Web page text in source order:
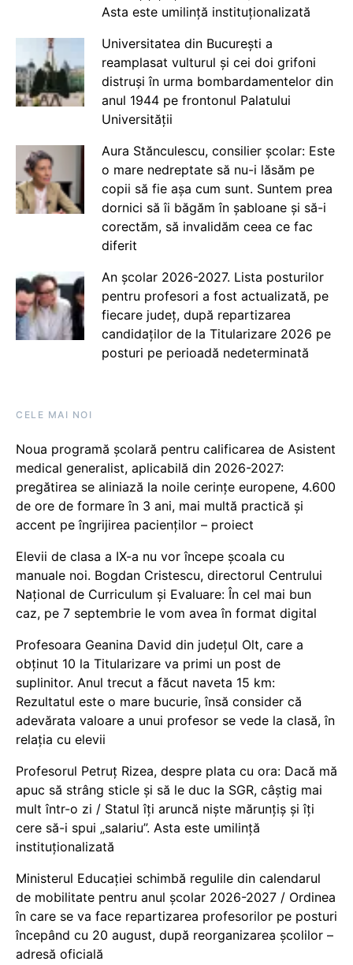
Asta este umilință instituționalizată
Universitatea din București a
reamplasat vulturul și cei doi grifoni
distruși în urma bombardamentelor din
anul 1944 pe frontonul Palatului
Universității
Aura Stănculescu, consilier școlar: Este
o mare nedreptate să nu-i lăsăm pe
copii să fie așa cum sunt. Suntem prea
dornici să îi băgăm în șabloane și să-i
corectăm, să invalidăm ceea ce fac
diferit
An școlar 2026-2027. Lista posturilor
pentru profesori a fost actualizată, pe
fiecare județ, după repartizarea
candidaților de la Titularizare 2026 pe
posturi pe perioadă nedeterminată
CELE MAI NOI
Noua programă școlară pentru calificarea de Asistent
medical generalist, aplicabilă din 2026-2027:
pregătirea se aliniază la noile cerințe europene, 4.600
de ore de formare în 3 ani, mai multă practică și
accent pe îngrijirea pacienților – proiect
Elevii de clasa a IX-a nu vor începe școala cu
manuale noi. Bogdan Cristescu, directorul Centrului
Național de Curriculum și Evaluare: În cel mai bun
caz, pe 7 septembrie le vom avea în format digital
Profesoara Geanina David din județul Olt, care a
obținut 10 la Titularizare va primi un post de
suplinitor. Anul trecut a făcut naveta 15 km:
Rezultatul este o mare bucurie, însă consider că
adevărata valoare a unui profesor se vede la clasă, în
relația cu elevii
Profesorul Petruț Rizea, despre plata cu ora: Dacă mă
apuc să strâng sticle și să le duc la SGR, câștig mai
mult într-o zi / Statul îți aruncă niște mărunțiș și îți
cere să-i spui „salariu”. Asta este umilință
instituționalizată
Ministerul Educației schimbă regulile din calendarul
de mobilitate pentru anul școlar 2026-2027 / Ordinea
în care se va face repartizarea profesorilor pe posturi
începând cu 20 august, după reorganizarea școlilor –
adresă oficială